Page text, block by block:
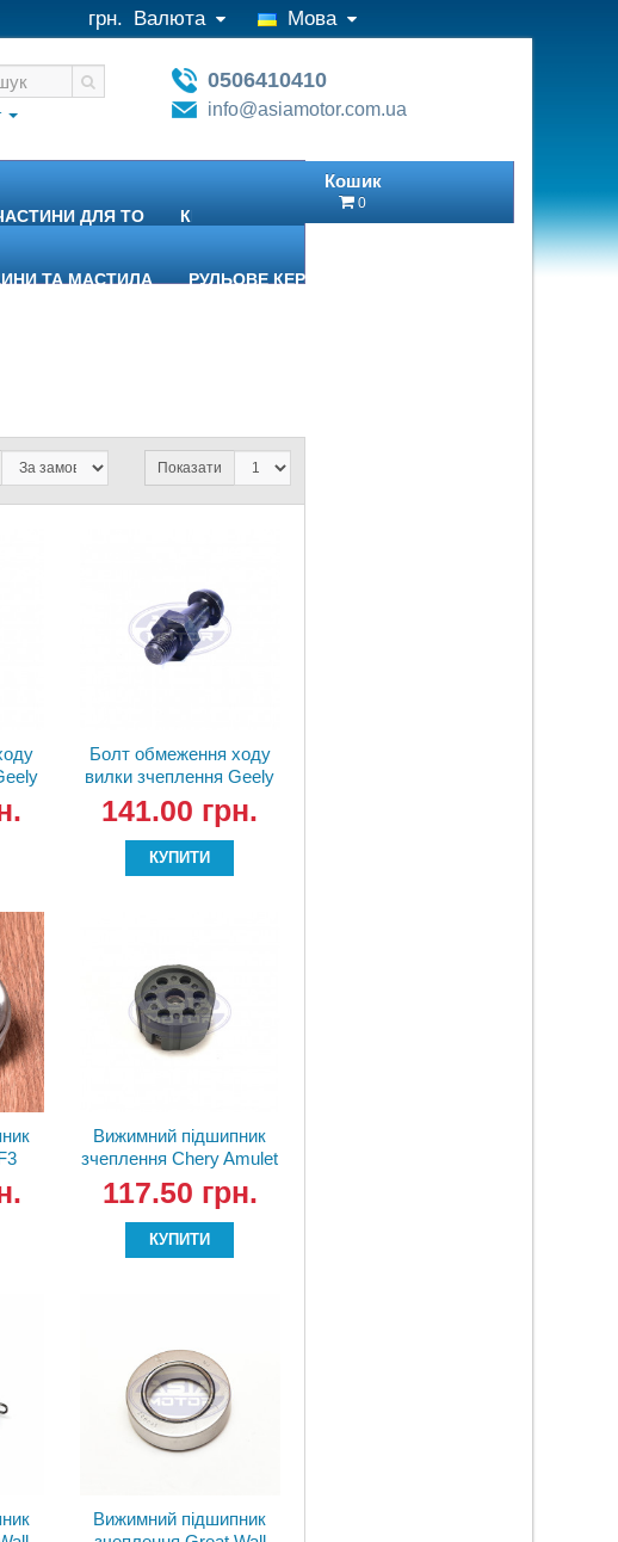
Мова
грн. Валюта
0506410410
info@asiamotor.com.ua
Кошик
0
ДЛЯ ТО КПП І ТРАНСМІСІЯ
ТА МАСТИЛА РУЛЬОВЕ КЕРУВАННЯ
Показати
Болт обмеження ходу
вилки зчеплення Geely
LC/GC2 3160132001 (S-
160G)
141.00 грн.
КУПИТИ
Вижимний підшипник
зчеплення Chery Amulet
015141165AA
117.50 грн.
КУПИТИ
Вижимний підшипник